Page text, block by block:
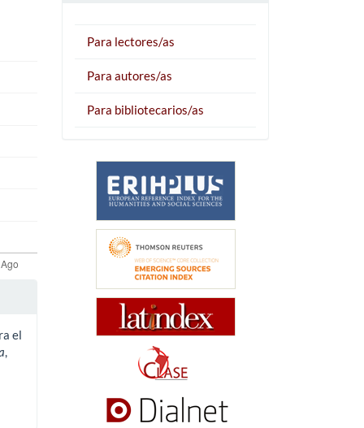
el
,
Para lectores/as
Para autores/as
Para bibliotecarios/as